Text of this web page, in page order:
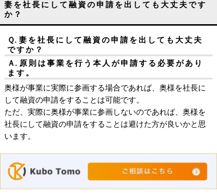
妻を社長にして融資の申請を出しても大丈夫です
か？
Ｑ. 妻を社長にして融資の申請を出しても大丈夫
ですか？
Ａ. 原則は事業を行う本人が申請する必要があり
ます。
奥様が事業に実際に参画する場合であれば、奥様を社長に
して融資の申請をすることは可能です。
ただ、実際に奥様が事業に参画しないのであれば、奥様を
社長にして融資の申請をすることは避けた方が良いかと思
います。